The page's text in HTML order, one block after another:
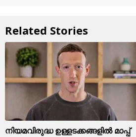
Related Stories
നിയമവിരുദ്ധ ഉള്ളടക്കങ്ങളിൽ മാപ്പ്